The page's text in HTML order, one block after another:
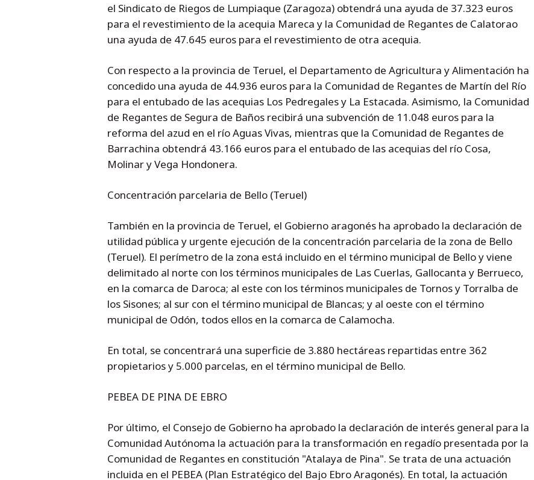
el Sindicato de Riegos de Lumpiaque (Zaragoza) obtendrá una ayuda de 37.323 euros
para el revestimiento de la acequia Mareca y la Comunidad de Regantes de Calatorao
una ayuda de 47.645 euros para el revestimiento de otra acequia.
Con respecto a la provincia de Teruel, el Departamento de Agricultura y Alimentación ha
concedido una ayuda de 44.936 euros para la Comunidad de Regantes de Martín del Río
para el entubado de las acequias Los Pedregales y La Estacada. Asimismo, la Comunidad
de Regantes de Segura de Baños recibirá una subvención de 11.048 euros para la
reforma del azud en el río Aguas Vivas, mientras que la Comunidad de Regantes de
Barrachina obtendrá 43.166 euros para el entubado de las acequias del río Cosa,
Molinar y Vega Hondonera.
Concentración parcelaria de Bello (Teruel)
También en la provincia de Teruel, el Gobierno aragonés ha aprobado la declaración de
utilidad pública y urgente ejecución de la concentración parcelaria de la zona de Bello
(Teruel). El perímetro de la zona está incluido en el término municipal de Bello y viene
delimitado al norte con los términos municipales de Las Cuerlas, Gallocanta y Berrueco,
en la comarca de Daroca; al este con los términos municipales de Tornos y Torralba de
los Sisones; al sur con el término municipal de Blancas; y al oeste con el término
municipal de Odón, todos ellos en la comarca de Calamocha.
En total, se concentrará una superficie de 3.880 hectáreas repartidas entre 362
propietarios y 5.000 parcelas, en el término municipal de Bello.
PEBEA DE PINA DE EBRO
Por último, el Consejo de Gobierno ha aprobado la declaración de interés general para la
Comunidad Autónoma la actuación para la transformación en regadío presentada por la
Comunidad de Regantes en constitución "Atalaya de Pina". Se trata de una actuación
incluida en el PEBEA (Plan Estratégico del Bajo Ebro Aragonés). En total, la actuación